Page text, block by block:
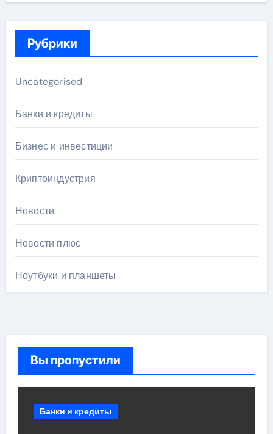
Рубрики
Uncategorised
Банки и кредиты
Бизнес и инвестиции
Криптоиндустрия
Новости
Новости плюс
Ноутбуки и планшеты
Вы пропустили
Банки и кредиты